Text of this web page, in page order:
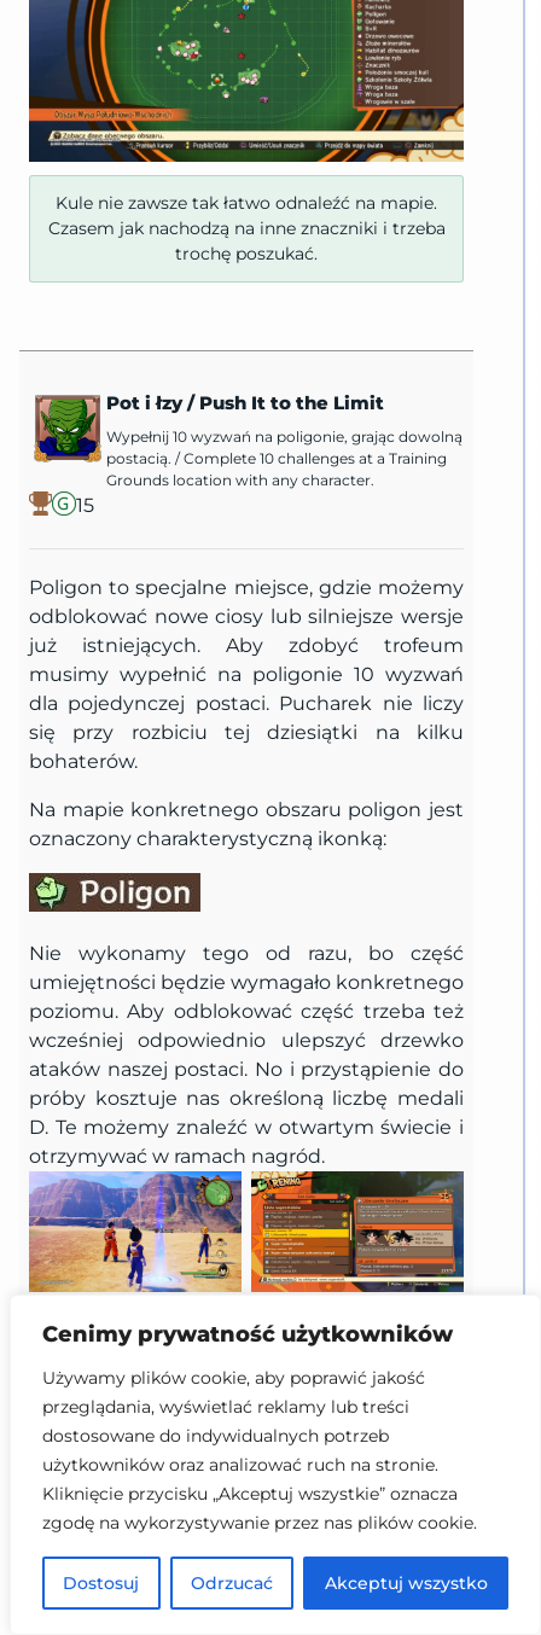
Cenimy prywatność użytkowników
Używamy plików cookie, aby poprawić jakość
przeglądania, wyświetlać reklamy lub treści
dostosowane do indywidualnych potrzeb
użytkowników oraz analizować ruch na stronie.
Kliknięcie przycisku „Akceptuj wszystkie” oznacza
zgodę na wykorzystywanie przez nas plików cookie.
Dostosuj Odrzucać Akceptuj wszystko
Kule nie zawsze tak łatwo odnaleźć na mapie.
Czasem jak nachodzą na inne znaczniki i trzeba
trochę poszukać.
15
Pot i łzy/ Push It to the Limit
Wypełnij 10 wyzwań na poligonie, grając dowolną
postacią. /Complete 10 challenges at a Training
Grounds location with any character.
Poligon to specjalne miejsce, gdzie możemy
odblokować nowe ciosy lub silniejsze wersje
już istniejących. Aby zdobyć trofeum
musimy wypełnić na poligonie 10 wyzwań
dla pojedynczej postaci. Pucharek nie liczy
się przy rozbiciu tej dziesiątki na kilku
bohaterów.
Na mapie konkretnego obszaru poligon jest
oznaczony charakterystyczną ikonką:
Nie wykonamy tego od razu, bo część
umiejętności będzie wymagało konkretnego
poziomu. Aby odblokować część trzeba też
wcześniej odpowiednio ulepszyć drzewko
ataków naszej postaci. No i przystąpienie do
próby kosztuje nas określoną liczbę medali
D. Te możemy znaleźć w otwartym świecie i
otrzymywać w ramach nagród.
Poligon to
charakterystyczna
niebieska aura.
Zaliczone wyzwania
są oznaczane
gwiazdką.
Twardzielstwo na poziomie/Tough
Enough
Ukończ na sali ćwiczeń wyzwanie 10 poziomu./